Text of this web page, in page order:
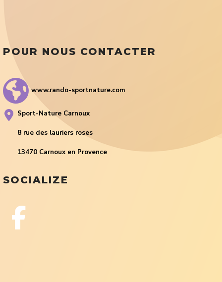
POUR NOUS CONTACTER
www.rando-sportnature.com
Sport-Nature Carnoux
8 rue des lauriers roses
13470 Carnoux en Provence
SOCIALIZE